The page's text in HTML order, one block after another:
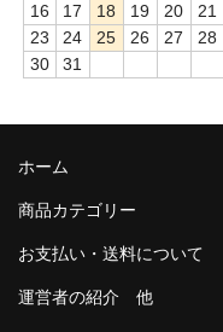
Domaine des Bois
Italia/ｲｱﾀﾘｱ
Broc Cellars（ﾌﾞﾛｯｸ
16
17 18 19 20 21
23
24 25 26 27 28
30
31
ホーム
商品カテゴリー
お支払い・送料について
運営者の紹介 他